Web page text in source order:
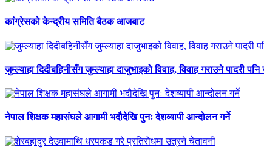
कांग्रेसको केन्द्रीय समिति बैठक आजबाट
जुम्ल्याहा दिदीबहिनीसँग जुम्ल्याहा दाजुभाइको विवाह, विवाह गराउने पादरी
नेपाल शिक्षक महासंघले आगामी भदौदेखि पुनः देशव्यापी आन्दोलन गर्ने